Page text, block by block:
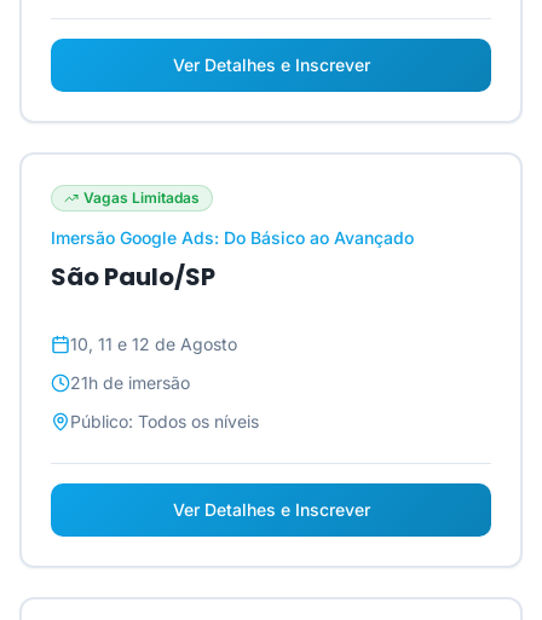
Ver Detalhes e Inscrever
Vagas Limitadas
Imersão Google Ads: Do Básico ao Avançado
São Paulo/SP
10, 11 e 12 de Agosto
21h de imersão
Público: Todos os níveis
Ver Detalhes e Inscrever